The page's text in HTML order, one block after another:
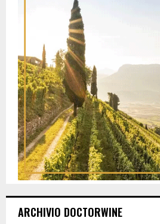
ARCHIVIO DOCTORWINE